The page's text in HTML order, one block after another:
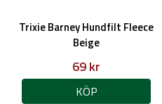
Trixie Barney Hundfilt Fleece
Beige
69 kr
KÖP